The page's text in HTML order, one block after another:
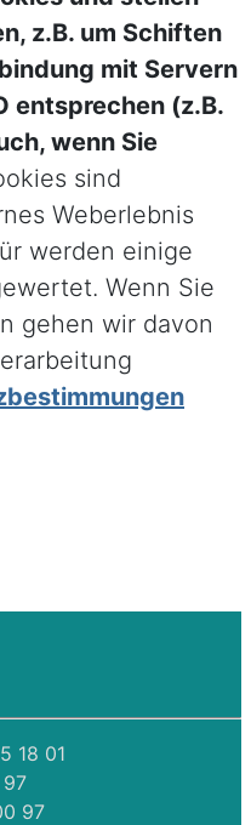
z.B. um Schiften
mit Servern
entsprechen (z.B.
wenn Sie
sind
Weberlebnis
werden einige
Wenn Sie
gehen wir davon
18 01
97